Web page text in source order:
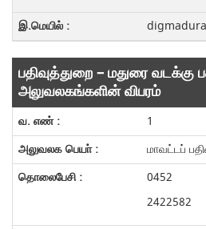
பதிவுத்துறை – மதுரை வடக்கு
அலுவலகங்களின் விபரம்
1
மாவட்டப்
0452
2422582